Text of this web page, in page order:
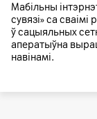
Мабільны
сувязі» са сваімі
ў сацыяльных
аператыўна
навінамі.